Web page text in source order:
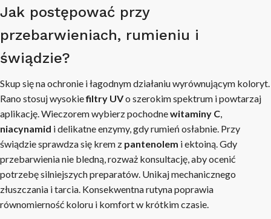
Jak postępować przy
przebarwieniach, rumieniu i
świądzie?
Skup się na ochronie i łagodnym działaniu wyrównującym koloryt.
Rano stosuj wysokiefiltry UVo szerokim spektrum i powtarzaj
aplikację. Wieczorem wybierz pochodnewitaminy C,
niacynamid i delikatne enzymy, gdy rumień osłabnie. Przy
świądzie sprawdza się krem z pantenolem i ektoiną. Gdy
przebarwienia nie bledną, rozważ konsultację, aby ocenić
potrzebę silniejszych preparatów. Unikaj mechanicznego
złuszczania i tarcia. Konsekwentna rutyna poprawia
równomierność koloru i komfort w krótkim czasie.